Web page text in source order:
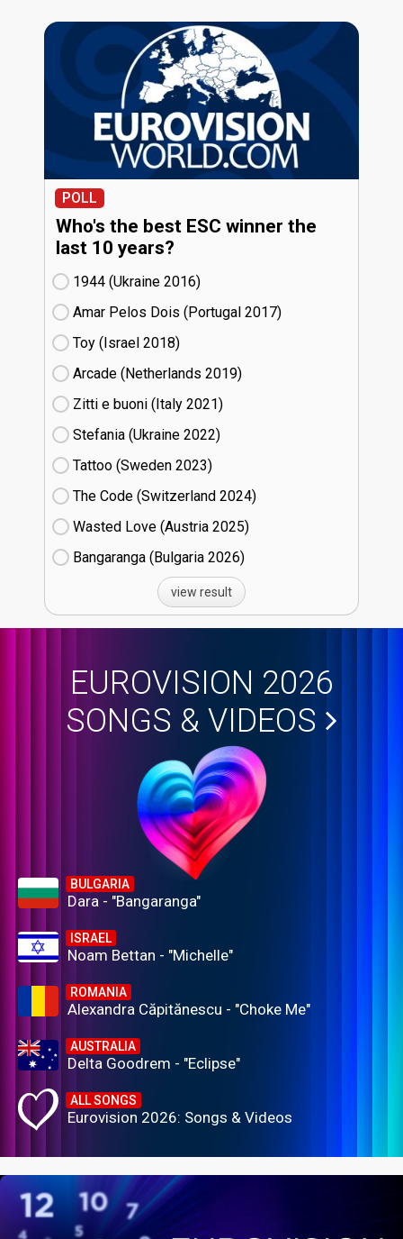
POLL
Who's the best ESC winner the
last 10 years?
1944 (Ukraine
16)
Amar Pelos Dois (Portugal
17)
Toy (Israel
18)
Arcade (Netherlands
19)
Zitti e buoni​ (Italy
21)
Stefania (Ukraine
22)
Tattoo (Sweden
23)
The Code (Switzerland
24)
Wasted Love (Austria
25)
Bangaranga (Bulgaria
26)
view result
EUROVISION 2026
SONGS & VIDEOS
BULGARIA
Dara - "Bangaranga"
ISRAEL
Noam Bettan - "Michelle"
ROMANIA
Alexandra Căpitănescu - "Choke Me"
AUSTRALIA
Delta Goodrem - "Eclipse"
ALL SONGS
Eurovision 2026: Songs & Videos